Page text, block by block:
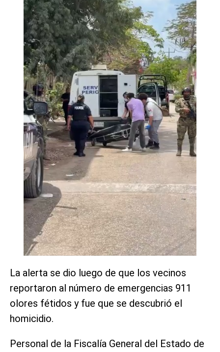
La alerta se dio luego de que los vecinos
reportaron al número de emergencias 911
olores fétidos y fue que se descubrió el
homicidio.
Personal de la Fiscalía General del Estado de